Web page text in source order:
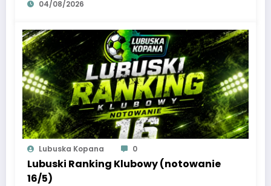
04/08/2026
Lubuska Kopana 0
Lubuski Ranking Klubowy (notowanie
16/5)